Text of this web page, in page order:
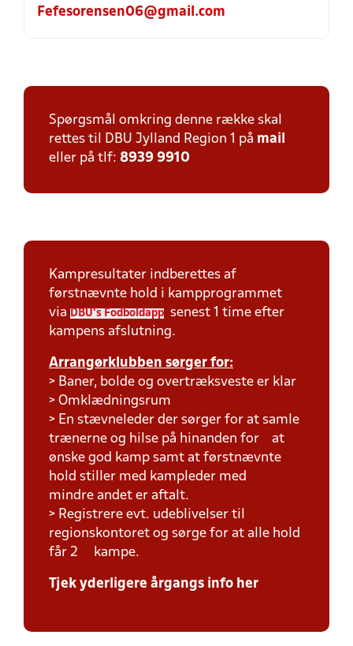
Fefesorensen06@gmail.com
Spørgsmål omkring denne række skal
rettes til DBU Jylland Region 1 på mail
eller på tlf: 8939 9910
Kampresultater indberettes af
førstnævnte hold i kampprogrammet
via
DBU's Fodboldapp
senest 1 time efter
kampens afslutning.
Arrangørklubben sørger for:
> Baner, bolde og overtræksveste er klar
> Omklædningsrum
> En stævneleder der sørger for at samle
trænerne og hilse på hinanden for at
ønske god kamp samt at førstnævnte
hold stiller med kampleder med
mindre andet er aftalt.
> Registrere evt. udeblivelser til
regionskontoret og sørge for at alle hold
får 2 kampe.
Tjek yderligere årgangs info her